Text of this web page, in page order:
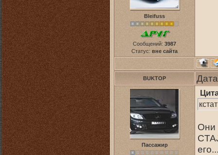
Bleifuss
Сообщений: 3987
Статус: вне сайта
BUKTOP
Пассажир
Они